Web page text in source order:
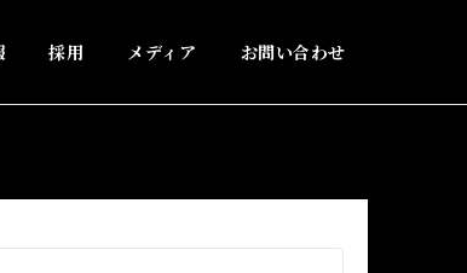
採用 メディア お問い合わせ